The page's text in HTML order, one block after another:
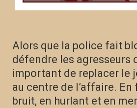
Alors que la police fait
défendre les agresseurs
important de replacer le
au centre de l’affaire. En
bruit, en hurlant et en